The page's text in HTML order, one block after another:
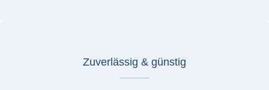
Zuverlässig & günstig